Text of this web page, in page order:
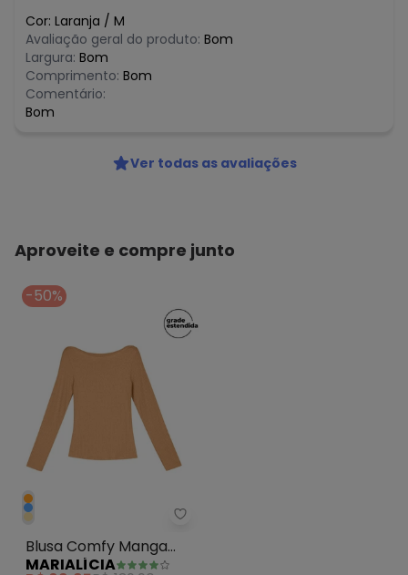
Cor: Laranja / M
Avaliação geral do produto: Bom
Largura: Bom
Comprimento: Bom
Comentário:
Bom
Ver todas as avaliações
Aproveite e compre junto
-50%
Marialícia - Blusa Comfy
Blusa Comfy Manga
Longa Canelada
MARIALÍCIA